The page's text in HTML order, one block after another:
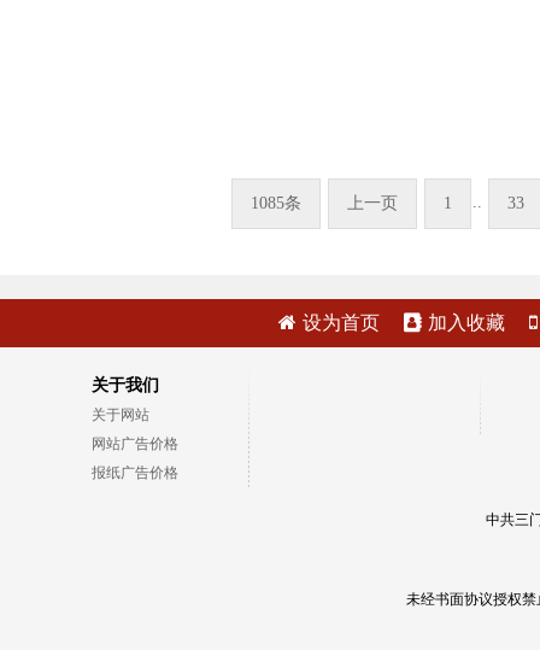
1085条 上一页 1 .. 33
设为首页 加入收藏
关于我们
关于网站
网站广告价格
报纸广告价格
中共三
未经书面协议授权